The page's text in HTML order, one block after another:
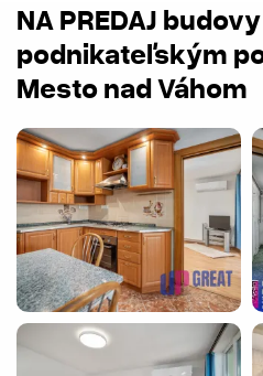
NA PREDAJ
podnikateľským
Mesto nad Váhom